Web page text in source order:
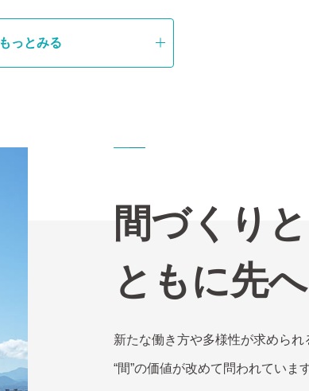
もっとみる
間づくりと
ともに先へ
新たな働き方や多様性が求められ
“間”の価値が改めて問われています